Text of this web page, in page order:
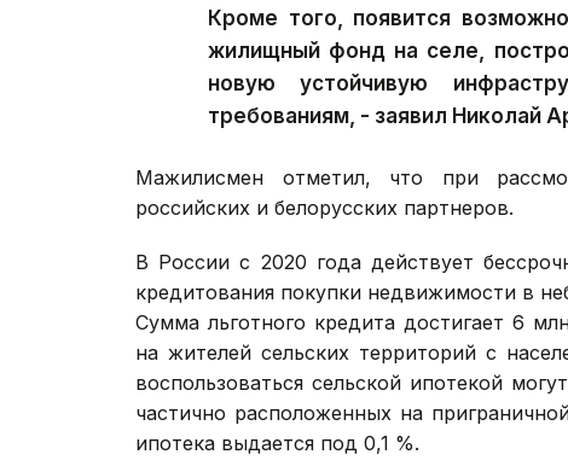
Кроме того, появится
жилищный фонд на селе,
новую устойчивую
требованиям, - заявил Николай
Мажилисмен отметил, что при
российских и белорусских партнеров.
В России с 2020 года действует
кредитования покупки недвижимости в
Сумма льготного кредита достигает 6
на жителей сельских территорий с
воспользоваться сельской ипотекой
частично расположенных на
ипотека выдается под 0,1 %.